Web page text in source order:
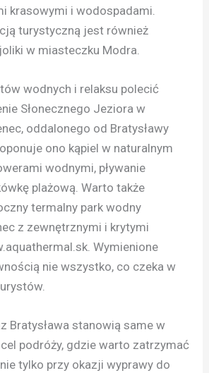
krasowymi i wodospadami.
turystyczną jest również
w miasteczku Modra.
wodnych i relaksu polecić
Słonecznego Jeziora w
oddalonego od Bratysławy
ono kąpiel w naturalnym
wodnymi, pływanie
plażową. Warto także
termalny park wodny
z zewnętrznymi i krytymi
Wymienione
nie wszystko, co czeka w
Bratysława stanowią same w
podróży, gdzie warto zatrzymać
tylko przy okazji wyprawy do